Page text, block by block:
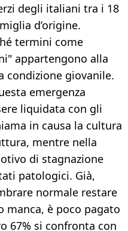
degli italiani tra i 18
d’origine.
termini come
appartengono alla
condizione giovanile.
emergenza
liquidata con gli
in causa la cultura
mentre nella
di stagnazione
patologici. Già,
normale restare
manca, è poco pagato
67% si confronta con